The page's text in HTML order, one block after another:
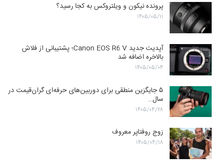
پرونده نیکون و ویلتروکس به کجا رسید؟
۱۴۰۵/۰۵/۱۱
آپدیت جدید Canon EOS R6 V؛ پشتیبانی از فلاش
بالاخره اضافه شد
۱۴۰۵/۰۵/۰۴
۵ جایگزین منطقی برای دوربین‌های حرفه‌ای گران‌قیمت در
سال…
۱۴۰۵/۰۴/۲۸
زوج روفتاپر معروف
۱۴۰۵/۰۴/۱۸